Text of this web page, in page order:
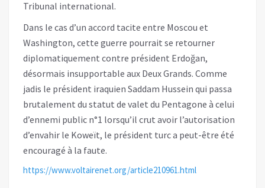
Tribunal international.
Dans le cas d’un accord tacite entre Moscou et
Washington, cette guerre pourrait se retourner
diplomatiquement contre président Erdoğan,
désormais insupportable aux Deux Grands. Comme
jadis le président iraquien Saddam Hussein qui passa
brutalement du statut de valet du Pentagone à celui
d’ennemi public n°1 lorsqu’il crut avoir l’autorisation
d’envahir le Koweït, le président turc a peut-être été
encouragé à la faute.
https://www.voltairenet.org/article210961.html